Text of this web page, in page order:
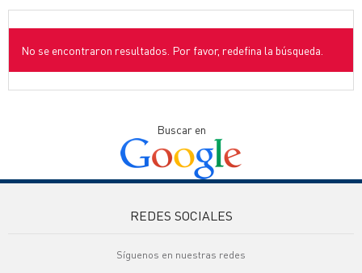
No se encontraron resultados. Por favor, redefina la búsqueda.
Buscar en
REDES SOCIALES
Síguenos en nuestras redes